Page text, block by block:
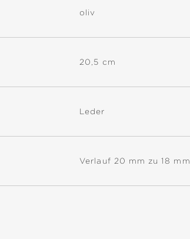
oliv
20,5 cm
Leder
Verlauf 20 mm zu 18 mm